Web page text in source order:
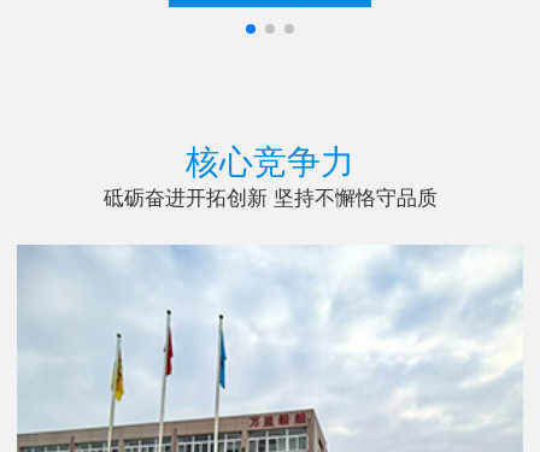
核心竞争力
砥砺奋进开拓创新 坚持不懈恪守品质